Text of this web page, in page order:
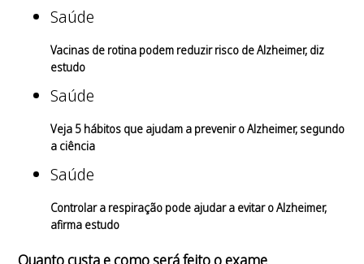
Saúde
Vacinas de rotina podem reduzir risco de Alzheimer, diz
estudo
Saúde
Veja 5 hábitos que ajudam a prevenir o Alzheimer, segundo
a ciência
Saúde
Controlar a respiração pode ajudar a evitar o Alzheimer,
afirma estudo
Quanto custa e como será feito o exame